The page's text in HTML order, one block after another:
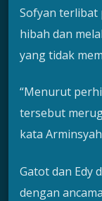
Sofyan terlibat
hibah dan
yang tidak
“Menurut
tersebut
kata
Gatot dan Edy
dengan